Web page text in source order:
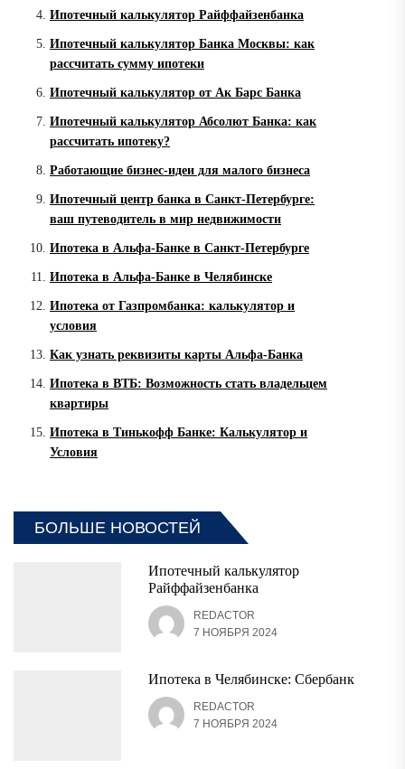
Ипотечный калькулятор Райффайзенбанка
Ипотечный калькулятор Банка Москвы: как
рассчитать сумму ипотеки
Ипотечный калькулятор от Ак Барс Банка
Ипотечный калькулятор Абсолют Банка: как
рассчитать ипотеку?
Работающие бизнес-идеи для малого бизнеса
Ипотечный центр банка в Санкт-Петербурге:
ваш путеводитель в мир недвижимости
Ипотека в Альфа-Банке в Санкт-Петербурге
Ипотека в Альфа-Банке в Челябинске
Ипотека от Газпромбанка: калькулятор и
условия
Как узнать реквизиты карты Альфа-Банка
Ипотека в ВТБ: Возможность стать владельцем
квартиры
Ипотека в Тинькофф Банке: Калькулятор и
Условия
БОЛЬШЕ НОВОСТЕЙ
Ипотечный калькулятор
Райффайзенбанка
REDACTOR
7 НОЯБРЯ 2024
Ипотека в Челябинске: Сбербанк
REDACTOR
7 НОЯБРЯ 2024